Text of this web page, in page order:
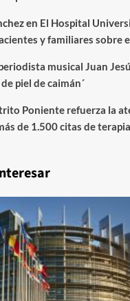
en El Hospital
y familiares sobre
musical Juan
piel de caimán´
Poniente refuerza la
de 1.500 citas de